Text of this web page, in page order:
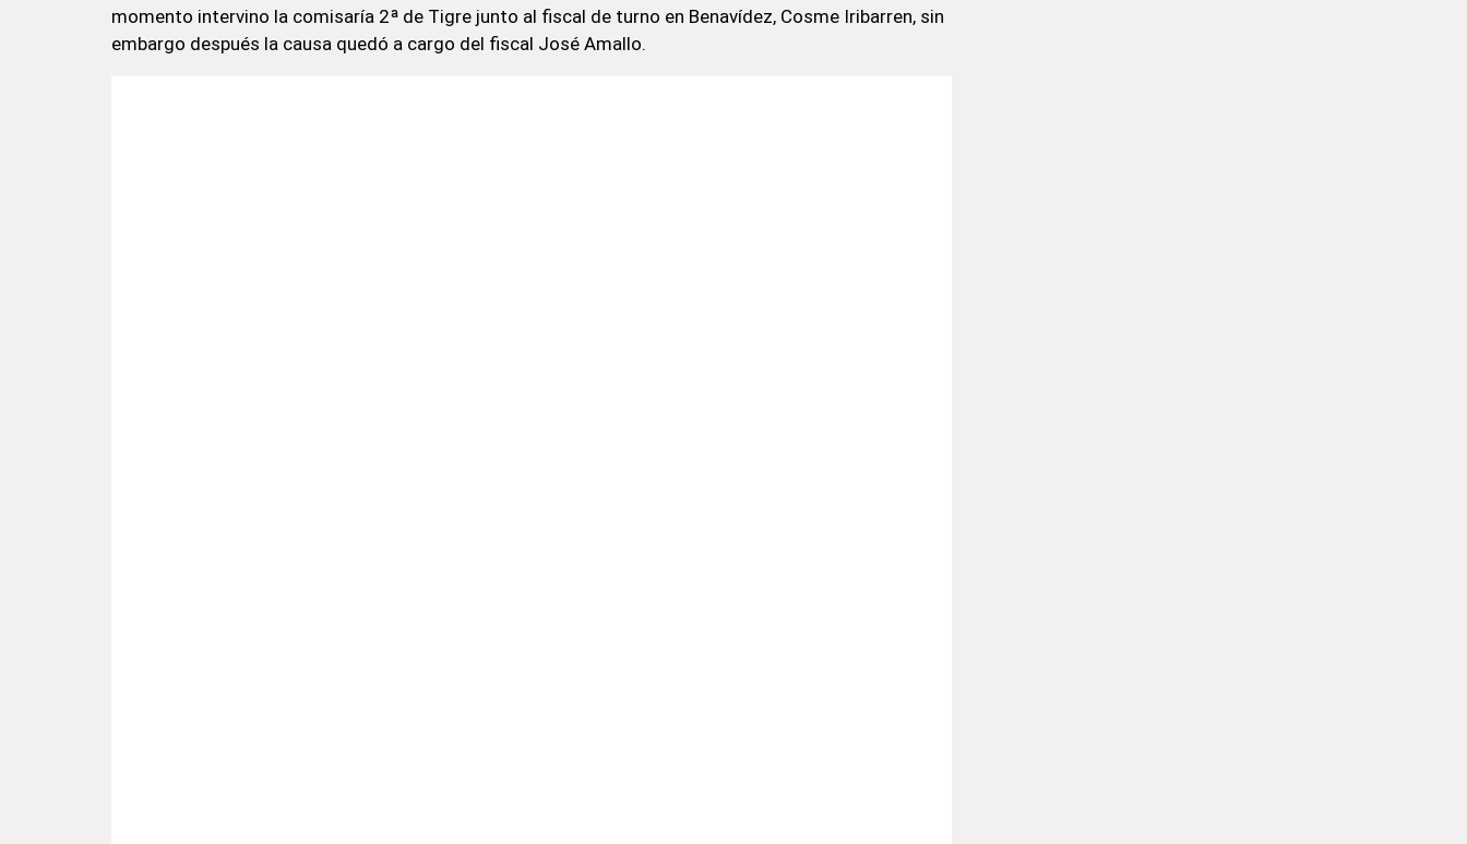
momento intervino la comisaría 2ª de Tigre junto al fiscal de turno en Benavídez, Cosme Iribarren, sin
embargo después la causa quedó a cargo del fiscal José Amallo.